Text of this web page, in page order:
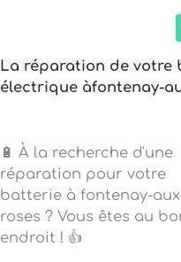
La réparation de
électrique àfontenay-
🔋 À la recherche d'une
réparation pour votre
batterie à fontenay-
roses ? Vous êtes au
endroit ! 👍